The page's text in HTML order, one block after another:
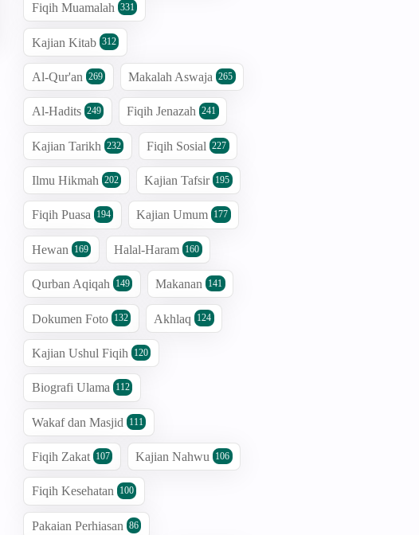
Fiqih Muamalah 331
Kajian Kitab 312
Al-Qur'an 269 Makalah Aswaja 265
Al-Hadits 249 Fiqih Jenazah 241
Kajian Tarikh 232 Fiqih Sosial 227
Ilmu Hikmah 202 Kajian Tafsir 195
Fiqih Puasa 194 Kajian Umum 177
Hewan 169 Halal-Haram 160
Qurban Aqiqah 149 Makanan 141
Dokumen Foto 132 Akhlaq 124
Kajian Ushul Fiqih 120
Biografi Ulama 112
Wakaf dan Masjid 111
Fiqih Zakat 107 Kajian Nahwu 106
Fiqih Kesehatan 100
Pakaian Perhiasan 86